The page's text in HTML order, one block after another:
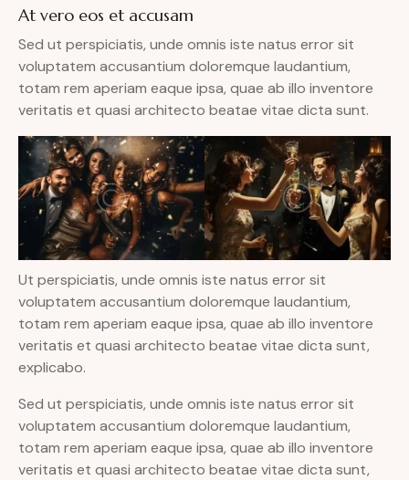
At vero eos et accusam
Sed ut perspiciatis, unde omnis iste natus error sit
voluptatem accusantium doloremque laudantium,
totam rem aperiam eaque ipsa, quae ab illo inventore
veritatis et quasi architecto beatae vitae dicta sunt.
Ut perspiciatis, unde omnis iste natus error sit
voluptatem accusantium doloremque laudantium,
totam rem aperiam eaque ipsa, quae ab illo inventore
veritatis et quasi architecto beatae vitae dicta sunt,
explicabo.
Sed ut perspiciatis, unde omnis iste natus error sit
voluptatem accusantium doloremque laudantium,
totam rem aperiam eaque ipsa, quae ab illo inventore
veritatis et quasi architecto beatae vitae dicta sunt,